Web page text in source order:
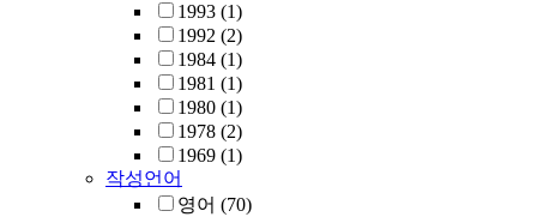
1993 (1)
1992 (2)
1984 (1)
1981 (1)
1980 (1)
1978 (2)
1969 (1)
작성언어
영어 (70)